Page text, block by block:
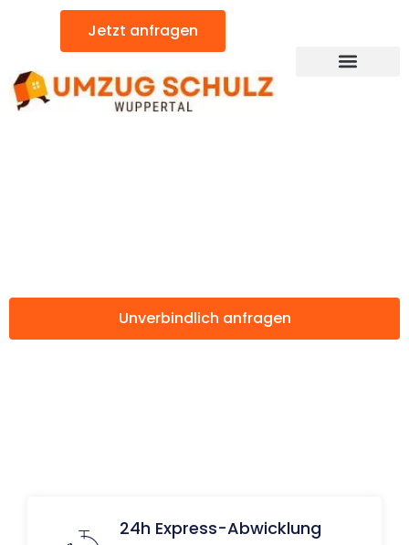
Jetzt anfragen
Unverbindlich anfragen
24h Express-Abwicklung